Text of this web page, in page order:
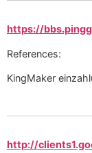
https://
References:
KingMaker
http://